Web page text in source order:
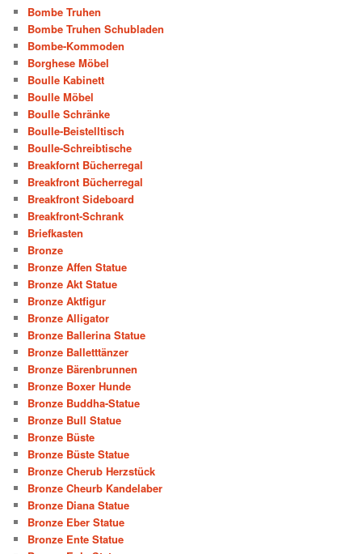
Bombe Truhen
Bombe Truhen Schubladen
Bombe-Kommoden
Borghese Möbel
Boulle Kabinett
Boulle Möbel
Boulle Schränke
Boulle-Beistelltisch
Boulle-Schreibtische
Breakfornt Bücherregal
Breakfront Bücherregal
Breakfront Sideboard
Breakfront-Schrank
Briefkasten
Bronze
Bronze Affen Statue
Bronze Akt Statue
Bronze Aktfigur
Bronze Alligator
Bronze Ballerina Statue
Bronze Balletttänzer
Bronze Bärenbrunnen
Bronze Boxer Hunde
Bronze Buddha-Statue
Bronze Bull Statue
Bronze Büste
Bronze Büste Statue
Bronze Cherub Herzstück
Bronze Cheurb Kandelaber
Bronze Diana Statue
Bronze Eber Statue
Bronze Ente Statue